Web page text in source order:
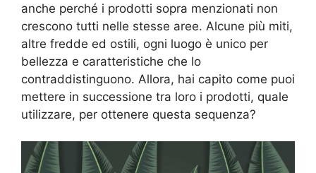
anche perché i prodotti sopra menzionati non
crescono tutti nelle stesse aree. Alcune più miti,
altre fredde ed ostili, ogni luogo è unico per
bellezza e caratteristiche che lo
contraddistinguono. Allora, hai capito come puoi
mettere in successione tra loro i prodotti, quale
utilizzare, per ottenere questa sequenza?